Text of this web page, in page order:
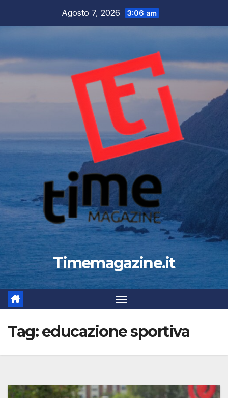
Agosto 7, 2026 3:06 am
Timemagazine.it
Tag:educazione sportiva